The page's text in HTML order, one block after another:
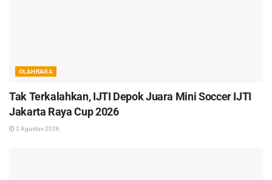
OLAHRAGA
Tak Terkalahkan, IJTI Depok Juara Mini Soccer IJTI
Jakarta Raya Cup 2026
2 Agustus 2026